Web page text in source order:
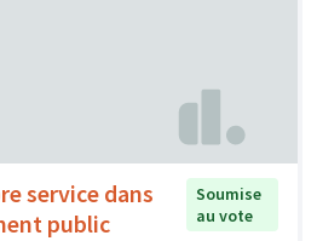
service dans
public
Soumise
au vote